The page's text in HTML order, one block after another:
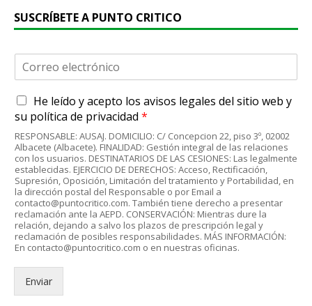
SUSCRÍBETE A PUNTO CRITICO
r
e
o
e
l
e
c
t
r
ó
n
i
c
.
A
c
e
r
d
o
R
G
P
D
*
He leído y acepto los avisos legales del sitio web y
su política de privacidad *
RESPONSABLE: AUSAJ. DOMICILIO: C/ Concepcion 22, piso 3º, 02002
Albacete (Albacete). FINALIDAD: Gestión integral de las relaciones
con los usuarios. DESTINATARIOS DE LAS CESIONES: Las legalmente
establecidas. EJERCICIO DE DERECHOS: Acceso, Rectificación,
Supresión, Oposición, Limitación del tratamiento y Portabilidad, en
la dirección postal del Responsable o por Email a
contacto@puntocritico.com. También tiene derecho a presentar
reclamación ante la AEPD. CONSERVACIÓN: Mientras dure la
relación, dejando a salvo los plazos de prescripción legal y
reclamación de posibles responsabilidades. MÁS INFORMACIÓN:
En contacto@puntocritico.com o en nuestras oficinas.
Enviar